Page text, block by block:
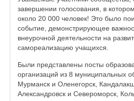
завершении голосования, в
около 20 000 человек! Это было
событие, демонстрирующее
внеурочной деятельности на
самореализацию учащихся.
Были представлены посты
организаций из 8 муниципальных
Мурманск и Оленегорск,
Александровск и Североморск,